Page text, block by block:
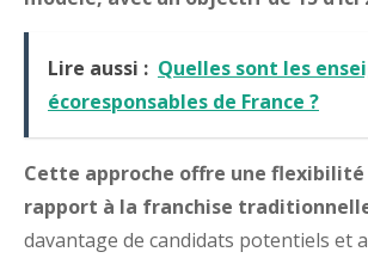
Lire aussi : Quelles sont les
écoresponsables de France ?
Cette approche offre une flexibilité
rapport à la franchise
davantage de candidats potentiels et